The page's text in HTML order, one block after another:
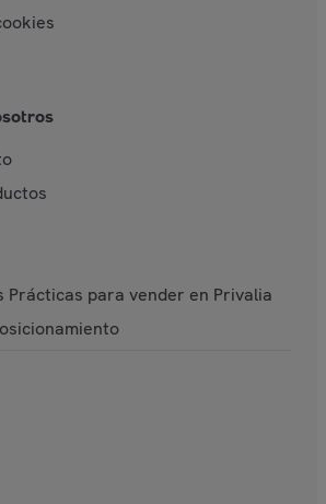
Prácticas para vender en Privalia